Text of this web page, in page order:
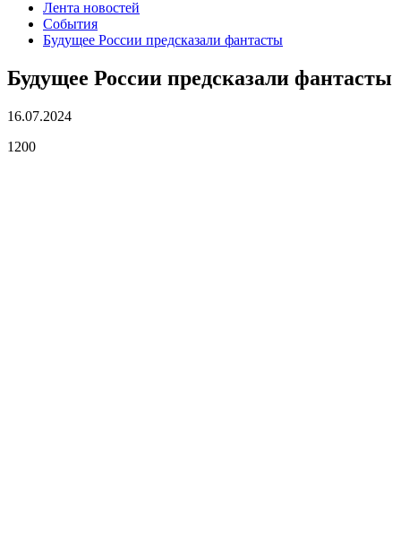
Лента новостей
События
Будущее России предсказали фантасты
Будущее России предсказали фантасты
16.07.2024
1200